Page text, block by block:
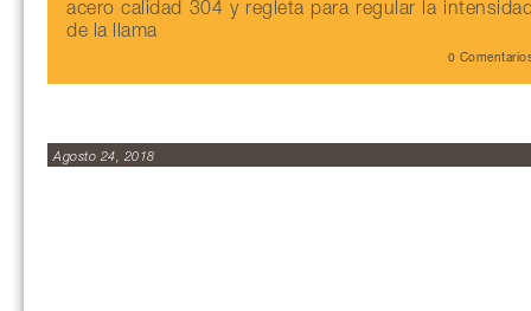
acero calidad 304 y regleta para regular la
de la llama
0
Agosto 24, 2018